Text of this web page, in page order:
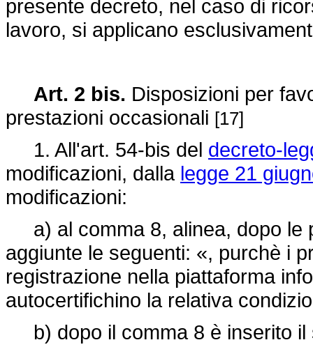
presente decreto, nel caso di
lavoro, si applicano
Art. 2 bis. Disposizioni per
prestazioni occasionali [17]
1. All'art. 54-bis del decreto-
modificazioni, dalla legge 21
modificazioni:
a) al comma 8, alinea, dopo le
aggiunte le seguenti: «, purchè i
registrazione nella piattaforma
autocertifichino la relativa
b) dopo il comma 8 è inserito il